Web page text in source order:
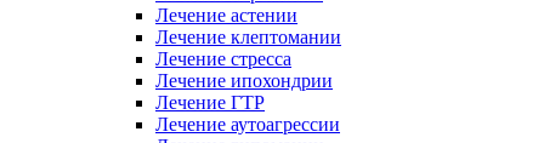
Лечение астении
Лечение клептомании
Лечение стресса
Лечение ипохондрии
Лечение ГТР
Лечение аутоагрессии